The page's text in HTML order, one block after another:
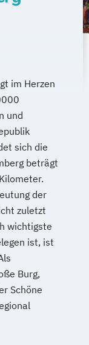
im Herzen
und
sich die
beträgt
der
zuletzt
wichtigste
ist, ist
Burg,
Schöne